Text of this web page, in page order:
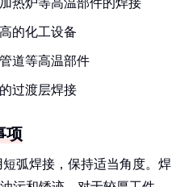
热炉等高温部件的焊接
的化工设备
道等高温部件
过渡层焊接
项
弧焊接，保持适当角度。焊